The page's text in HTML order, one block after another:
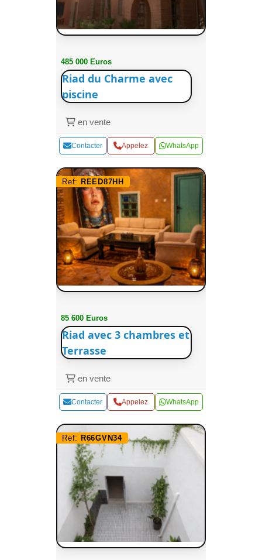
485 000 Euros
Riad du Charme avec
piscine
en vente
Contacter Appelez WhatsApp
Ref: REED87HH
85 600 Euros
Riad avec 3 chambres et
Terrasse
en vente
Contacter Appelez WhatsApp
Ref: R66GVN34